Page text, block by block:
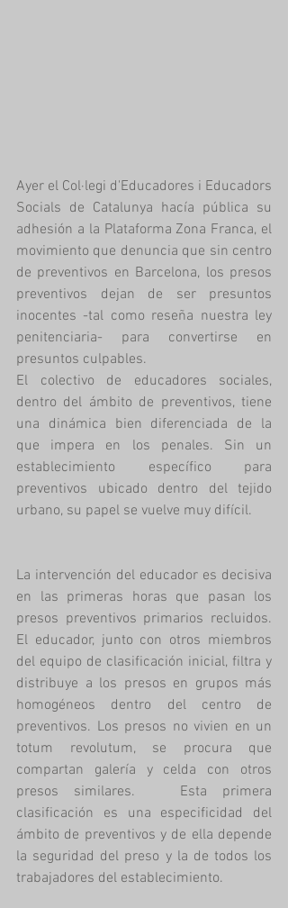
Ayer el Col·legi d'Educadores i Educadors
Socials de Catalunya hacía pública su
adhesión a la Plataforma Zona Franca, el
movimiento que denuncia que sin centro
de preventivos en Barcelona, los presos
preventivos dejan de ser presuntos
inocentes -tal como reseña nuestra ley
penitenciaria- para convertirse en
presuntos culpables.
El colectivo de educadores sociales,
dentro del ámbito de preventivos, tiene
una dinámica bien diferenciada de la
que impera en los penales. Sin un
establecimiento específico para
preventivos ubicado dentro del tejido
urbano, su papel se vuelve muy difícil.
La intervención del educador es decisiva
en las primeras horas que pasan los
presos preventivos primarios recluidos.
El educador, junto con otros miembros
del equipo de clasificación inicial, filtra y
distribuye a los presos en grupos más
homogéneos dentro del centro de
preventivos. Los presos no vivien en un
totum revolutum, se procura que
compartan galería y celda con otros
presos similares.   Esta primera
clasificación es una especificidad del
ámbito de preventivos y de ella depende
la seguridad del preso y la de todos los
trabajadores del establecimiento.